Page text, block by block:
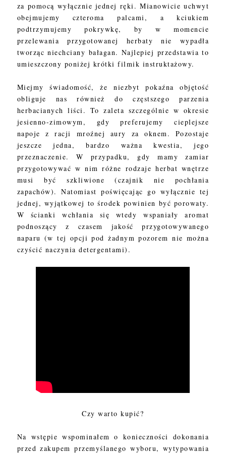
za pomocą wyłącznie jednej ręki. Mianowicie uchwyt
obejmujemy czteroma palcami, a kciukiem
podtrzymujemy pokrywkę, by w momencie
przelewania przygotowanej herbaty nie wypadła
tworząc niechciany bałagan. Najlepiej przedstawia to
umieszczony poniżej krótki filmik instruktażowy.
Miejmy świadomość, że niezbyt pokaźna objętość
obliguje nas również do częstszego parzenia
herbacianych liści. To zaleta szczególnie w okresie
jesienno-zimowym, gdy preferujemy cieplejsze
napoje z racji mroźnej aury za oknem. Pozostaje
jeszcze jedna, bardzo ważna kwestia, jego
przeznaczenie. W przypadku, gdy mamy zamiar
przygotowywać w nim różne rodzaje herbat wnętrze
musi być szkliwione (czajnik nie pochłania
zapachów). Natomiast poświęcając go wyłącznie tej
jednej, wyjątkowej to środek powinien być porowaty.
W ścianki wchłania się wtedy wspaniały aromat
podnoszący z czasem jakość przygotowywanego
naparu (w tej opcji pod żadnym pozorem nie można
czyścić naczynia detergentami).
Czy warto kupić?
Na wstępie wspominałem o konieczności dokonania
przed zakupem przemyślanego wyboru, wytypowania